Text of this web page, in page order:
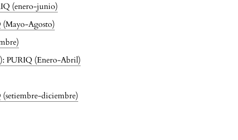
(enero-junio)
Agosto)
PURIQ (Enero-Abril)
diciembre)